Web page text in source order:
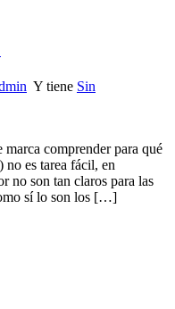
Y tiene Sin
marca comprender para qué
es tarea fácil, en
no son tan claros para las
sí lo son los […]